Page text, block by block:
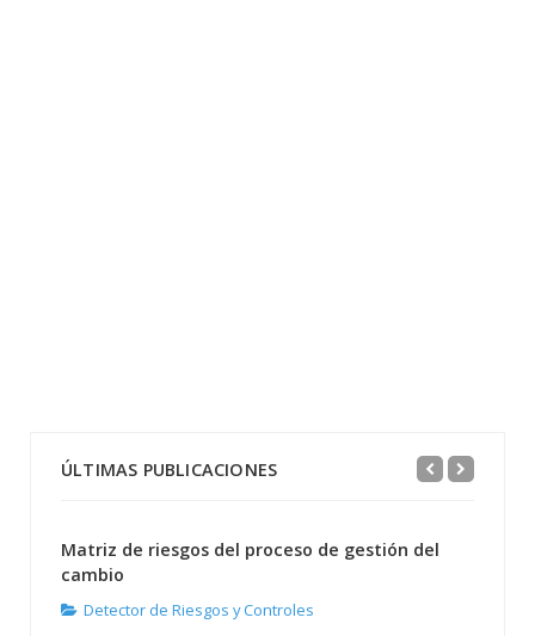
ÚLTIMAS PUBLICACIONES
Matriz de riesgos del proceso de gestión del
cambio
Detector de Riesgos y Controles